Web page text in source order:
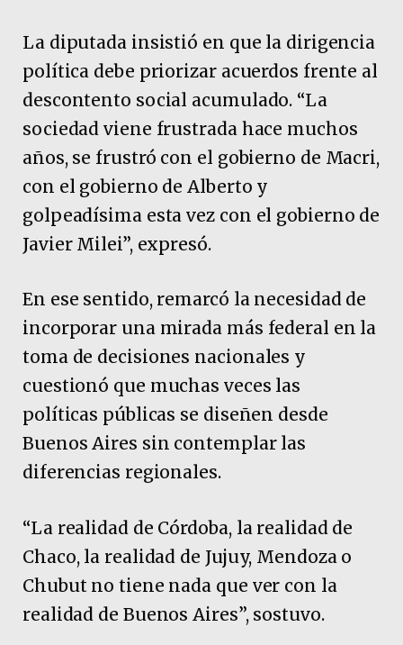
La diputada insistió en que la dirigencia
política debe priorizar acuerdos frente al
descontento social acumulado. “La
sociedad viene frustrada hace muchos
años, se frustró con el gobierno de Macri,
con el gobierno de Alberto y
golpeadísima esta vez con el gobierno de
Javier Milei”, expresó.
En ese sentido, remarcó la necesidad de
incorporar una mirada más federal en la
toma de decisiones nacionales y
cuestionó que muchas veces las
políticas públicas se diseñen desde
Buenos Aires sin contemplar las
diferencias regionales.
“La realidad de Córdoba, la realidad de
Chaco, la realidad de Jujuy, Mendoza o
Chubut no tiene nada que ver con la
realidad de Buenos Aires”, sostuvo.